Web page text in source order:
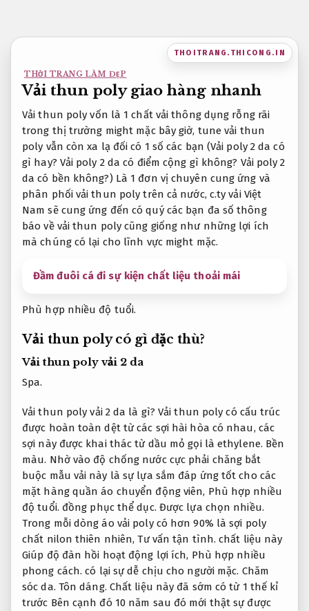
nội
THOITRANG.THICONG.IN
THỜI TRANG LÀM ĐẸP
Vải thun poly giao hàng nhanh
Vải thun poly vốn là 1 chất vải thông dụng rỗng rãi
trong thị trường might mặc bây giờ, tune vải thun
poly vẫn còn xa lạ đối có 1 số các bạn (Vải poly 2 da có
gì hay? Vải poly 2 da có điểm cộng gì không? Vải poly 2
da có bền không?) Là 1 đơn vị chuyên cung ứng và
phân phối vải thun poly trên cả nước, c.ty vải Việt
Nam sẽ cung ứng đến có quý các bạn đa số thông
báo về vải thun poly cũng giống như những lợi ích
mà chúng có lại cho lĩnh vực might mặc.
Đầm đuôi cá đi sự kiện chất liệu thoải mái
Phù hợp nhiều độ tuổi.
Vải thun poly có gì đặc thù?
Vải thun poly vải 2 da
Spa.
Vải thun poly vải 2 da là gì? Vải thun poly có cấu trúc
được hoàn toàn dệt từ các sợi hài hòa có nhau, các
sợi này được khai thác từ dầu mỏ gọi là ethylene. Bền
màu. Nhờ vào độ chống nước cực phải chăng bắt
buộc mẫu vải này là sự lựa sắm đáp ứng tốt cho các
mặt hàng quần áo chuyển động viên, Phù hợp nhiều
độ tuổi. đồng phục thể dục. Được lựa chọn nhiều.
Trong mỗi dòng áo vải poly có hơn 90% là sợi poly
chất nilon thiên nhiên,Tư vấn tận tình. chất liệu này
Giúp độ đàn hồi hoạt động lợi ích, Phù hợp nhiều
phong cách. có lại sự dễ chịu cho người mặc. Chăm
sóc da. Tôn dáng. Chất liệu này đã sớm có từ 1 thế kỉ
trước Bên cạnh đó 10 năm sau đó mới thật sự được